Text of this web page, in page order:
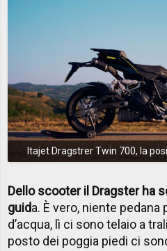
Itajet Dragstrer Twin 700, la
Dello scooter il Dragster ha
guida. È vero, niente pedana
d’acqua, lì ci sono telaio a
posto dei poggia piedi ci